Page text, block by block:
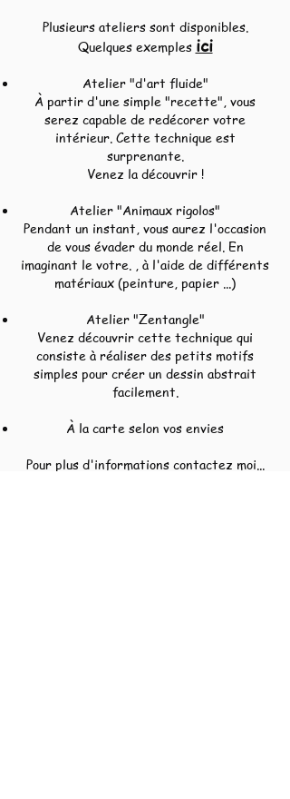
Plusieurs ateliers sont disponibles.
Quelques exemples ici
Atelier "d'art fluide"
À partir d'une simple "recette", vous
serez capable de redécorer votre
intérieur. Cette technique est
surprenante.​
Venez la découvrir !
Atelier "Animaux rigolos"
Pendant un instant, vous aurez l'occasion
de vous évader du monde réel. En
imaginant le votre. , à l'aide de différents
matériaux (peinture, papier ...)
Atelier "Zentangle"
Venez découvrir cette technique qui
consiste à réaliser des petits motifs
simples pour créer un dessin abstrait
facilement.​
À la carte selon vos envies
Pour plus d'informations contactez moi...​